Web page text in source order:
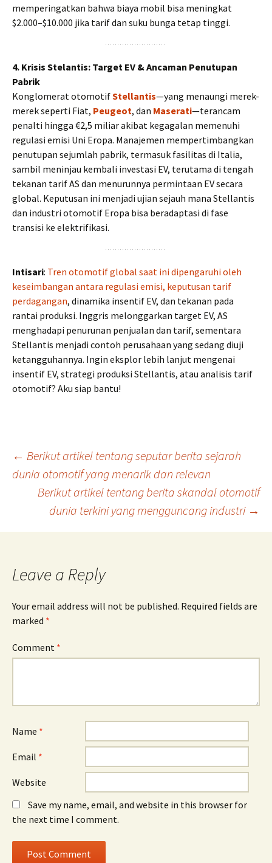
memperingatkan bahwa biaya mobil bisa meningkat
$2.000–$10.000 jika tarif dan suku bunga tetap tinggi.
4. Krisis Stelantis: Target EV & Ancaman Penutupan
Pabrik
Konglomerat otomotifStellantis—yang menaungi merek-
merek seperti Fiat, Peugeot, dan Maserati—terancam
penalti hingga €2,5 miliar akibat kegagalan memenuhi
regulasi emisi Uni Eropa. Manajemen mempertimbangkan
penutupan sejumlah pabrik, termasuk fasilitas di Italia,
sambil meninjau kembali investasi EV, terutama di tengah
tekanan tarif AS dan menurunnya permintaan EV secara
global. Keputusan ini menjadi ujian sejauh mana Stellantis
dan industri otomotif Eropa bisa beradaptasi di fase
transisi ke elektrifikasi.
Intisari: Tren otomotif global saat ini dipengaruhi oleh
keseimbangan antara regulasi emisi, keputusan tarif
perdagangan, dinamika insentif EV, dan tekanan pada
rantai produksi. Inggris melonggarkan target EV, AS
menghadapi penurunan penjualan dan tarif, sementara
Stellantis menjadi contoh perusahaan yang sedang diuji
ketangguhannya. Ingin eksplor lebih lanjut mengenai
insentif EV, strategi produksi Stellantis, atau analisis tarif
otomotif? Aku siap bantu!
Post
navigation
← Berikut artikel tentang seputar berita sejarah
dunia otomotif yang menarik dan relevan
Berikut artikel tentang berita skandal otomotif
dunia terkini yang mengguncang industri →
Leave a Reply
Your email address will not be published. Required fields are
marked *
Comment *
Name *
Email *
Website
Save my name, email, and website in this browser for
the next time I comment.